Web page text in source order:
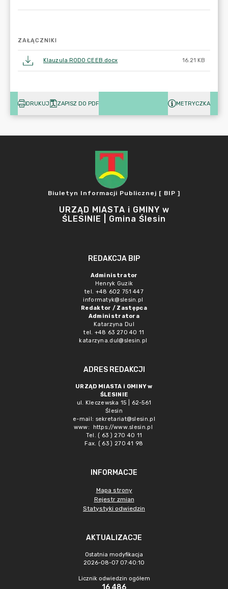
ZAŁĄCZNIKI
Klauzula RODO CEEB.docx 16.21 KB
DRUKUJ ZAPISZ DO PDF METRYCZKA
Biuletyn Informacji Publicznej [ BIP ]
URZĄD MIASTA i GMINY w
ŚLESINIE | Gmina Ślesin
REDAKCJA BIP
Administrator
Henryk Guzik
tel. +48 602 751 447
informatyk@slesin.pl
Redaktor / Zastępca
Administratora
Katarzyna Dul
tel. +48 63 270 40 11
katarzyna.dul@slesin.pl
ADRES REDAKCJI
URZĄD MIASTA i GMINY w
ŚLESINIE
ul. Kleczewska 15 | 62-561
Ślesin
e-mail: sekretariat@slesin.pl
www:
https://www.slesin.pl
Tel. ( 63 ) 270 40 11
Fax. ( 63 ) 270 41 98
INFORMACJE
Mapa strony
Rejestr zmian
Statystyki odwiedzin
AKTUALIZACJE
Ostatnia modyfikacja
2026-08-07 07:40:10
Licznik odwiedzin ogółem
16 486